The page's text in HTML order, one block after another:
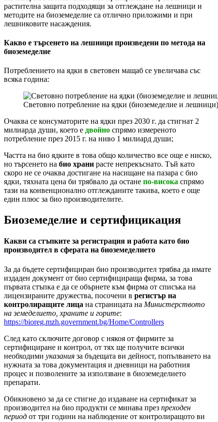
растителна защита подходящи за отглеждане на лешници и
методите на биоземеделие са отлично приложими и при
лешниковите насаждения.
Какво е търсенето на лешници произведени по метода на
биоземеделие
Потреблението на ядки в световен мащаб се увеличава със
всяка година:
Световно потребление на ядки (биоземеделие и
Очаква се консуматорите на ядки през 2030 г. да стигнат 2
милиарда души, което е двойно спрямо измереното
потребление през 2015 г. на ниво 1 милиард души;
Частта на био ядките в това общо количество все още е ниско,
но търсенето на био храни расте непрекъснато. Тъй като
скоро не се очаква достигане на насищане на пазара с био
ядки, тяхната цена би трябвало да остане по-висока спрямо
тази на конвенционално отглежданите такива, което е още
един плюс за био производителите.
Биоземеделие и сертифицикация
Какви са стъпките за регистрация и работа като био
производител в сферата на биоземеделието
За да бъдете сертифициран био производител трябва да имате
издаден документ от био сертифицираща фирма, за това
първата стъпка е да се обърнете към фирма от списъка на
лицензираните дружества, посочени в регистър на
контролиращите лица на страницата на Министерството
на земеделието, храните и горите:
https://bioreg.mzh.government.bg/Home/Controllers
След като сключите договор с някоя от фирмите за
сертифициране и контрол, от тях ще получите всички
необходими указания за бъдещата ви дейност, попълването на
нужната за това документация и дневници на работния
процес и позволените за използване в биоземеделието
препарати.
Обикновено за да се стигне до издаване на сертификат за
производител на био продукти се минава през преходен
период от три години на наблюдение от контролиращото ви